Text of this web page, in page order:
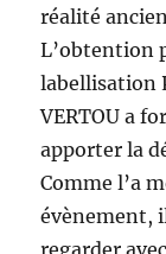
réalité
L’obtention
labellisation
VERTOU a
apporter la
Comme l’a
évènement,
regarder